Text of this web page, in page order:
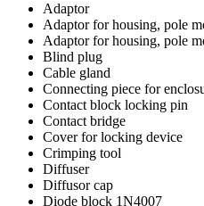
Adaptor
Adaptor for housing, pole
Adaptor for housing, pole
Blind plug
Cable gland
Connecting piece for
Contact block locking pin
Contact bridge
Cover for locking device
Crimping tool
Diffuser
Diffusor cap
Diode block 1N4007